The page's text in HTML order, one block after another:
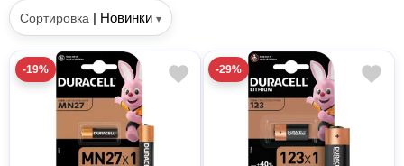
Сортировка | Новинки ▾
-19% -29%